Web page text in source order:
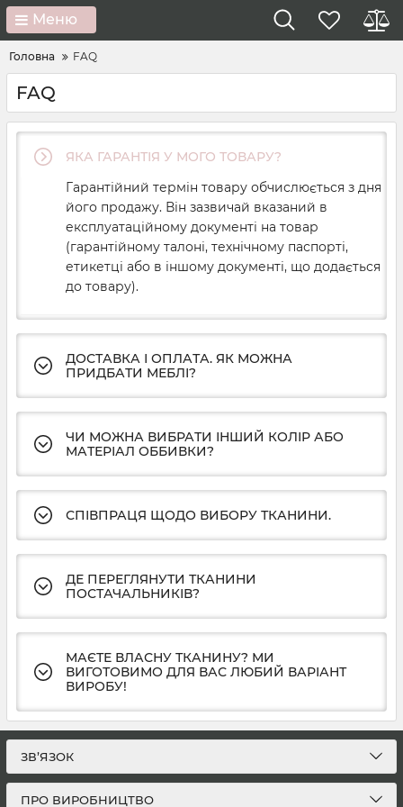
Меню
Головна FAQ
FAQ
ЯКА ГАРАНТІЯ У МОГО ТОВАРУ?
Гарантійний термін товару обчислюється з дня
його продажу. Він зазвичай вказаний в
експлуатаційному документі на товар
(гарантійному талоні, технічному паспорті,
етикетці або в іншому документі, що додається
до товару).
ДОСТАВКА І ОПЛАТА. ЯК МОЖНА
ПРИДБАТИ МЕБЛІ?
ЧИ МОЖНА ВИБРАТИ ІНШИЙ КОЛІР АБО
МАТЕРІАЛ ОББИВКИ?
СПІВПРАЦЯ ЩОДО ВИБОРУ ТКАНИНИ.
ДЕ ПЕРЕГЛЯНУТИ ТКАНИНИ
ПОСТАЧАЛЬНИКІВ?
МАЄТЕ ВЛАСНУ ТКАНИНУ? МИ
ВИГОТОВИМО ДЛЯ ВАС ЛЮБИЙ ВАРІАНТ
ВИРОБУ!
ЗВ’ЯЗОК
ПРО ВИРОБНИЦТВО